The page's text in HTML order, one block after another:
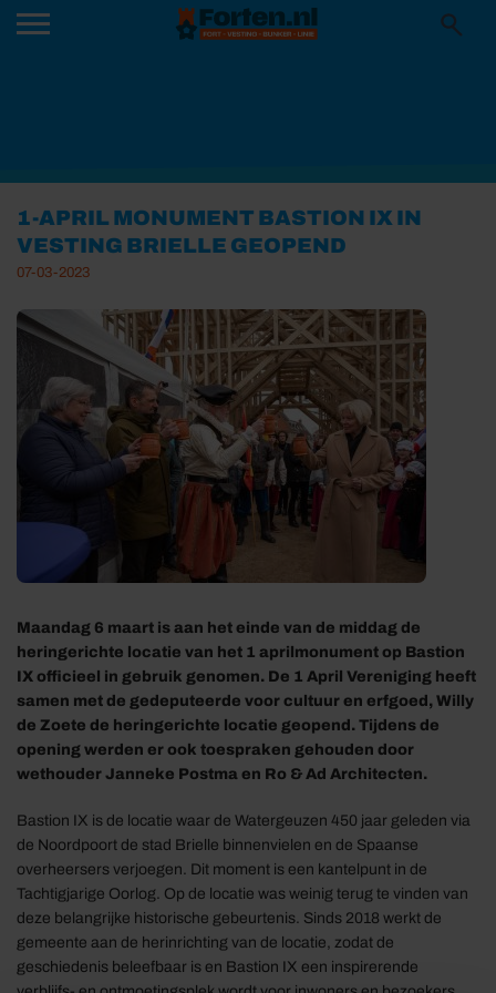
1-APRIL MONUMENT BASTION IX IN
VESTING BRIELLE GEOPEND
07-03-2023
Maandag 6 maart is aan het einde van de middag de
heringerichte locatie van het 1 aprilmonument op Bastion
IX officieel in gebruik genomen. De 1 April Vereniging heeft
samen met de gedeputeerde voor cultuur en erfgoed, Willy
de Zoete de heringerichte locatie geopend. Tijdens de
opening werden er ook toespraken gehouden door
wethouder Janneke Postma en Ro & Ad Architecten.
Bastion IX is de locatie waar de Watergeuzen 450 jaar geleden via
de Noordpoort de stad Brielle binnenvielen en de Spaanse
overheersers verjoegen. Dit moment is een kantelpunt in de
Tachtigjarige Oorlog. Op de locatie was weinig terug te vinden van
deze belangrijke historische gebeurtenis. Sinds 2018 werkt de
gemeente aan de herinrichting van de locatie, zodat de
geschiedenis beleefbaar is en Bastion IX een inspirerende